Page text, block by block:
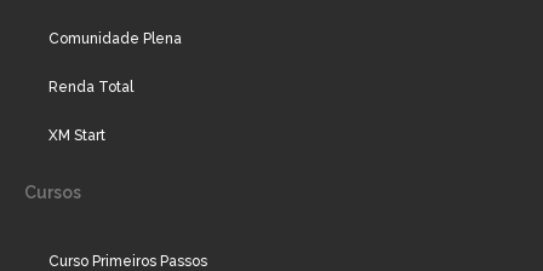
Comunidade Plena
Renda Total
XM Start
Cursos
Curso Primeiros Passos